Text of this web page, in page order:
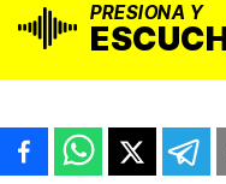
PRESIONA Y